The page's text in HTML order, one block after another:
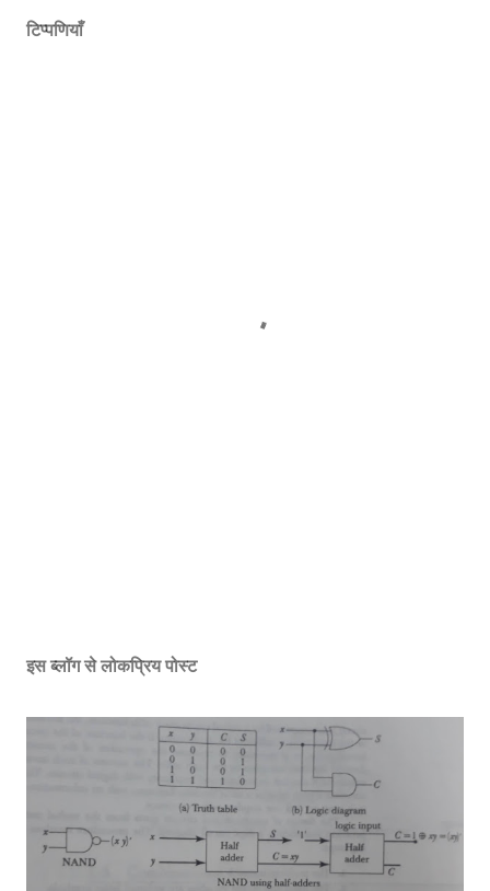
टिप्पणियाँ
इस ब्लॉग से लोकप्रिय पोस्ट